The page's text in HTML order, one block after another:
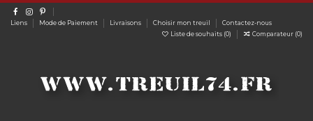
Liens Mode de Paiement Livraisons Choisir mon treuil
Contactez-nous
Liste de souhaits (0) Comparateur (0)